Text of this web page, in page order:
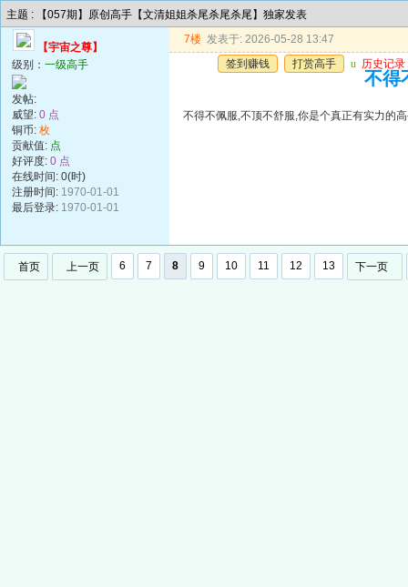
主题 : 【057期】原创高手【文清姐姐杀尾杀尾杀尾】独家发表
【宇宙之尊】
级别： 一级高手
发帖:
威望: 0 点
铜币: 枚
贡献值: 点
好评度: 0 点
在线时间: 0(时)
注册时间: 1970-01-01
最后登录: 1970-01-01
7楼 发表于: 2026-05-28 13:47
签到赚钱
打赏高手 u 历史记录
不得
不得不佩服,不顶不舒服,你是个真正有实力的
首页 上一页 6 7 8 9 10 11 12 13 下一页